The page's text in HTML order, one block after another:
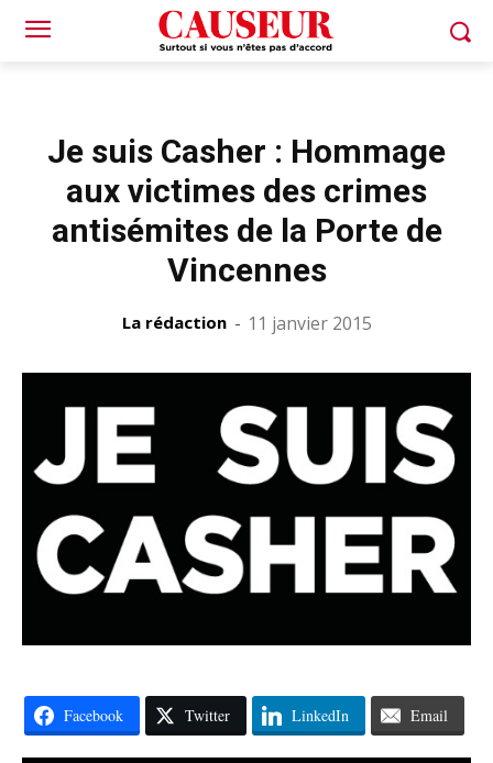
Je suis Casher : Hommage
aux victimes des crimes
antisémites de la Porte de
Vincennes
La rédaction - 11 janvier 2015
Facebook Twitter LinkedIn Email